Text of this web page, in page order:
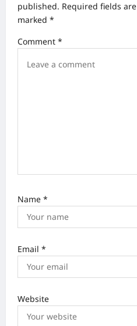
a
t
published. Required fields are
marked *
Comment *
Name *
Email *
Website